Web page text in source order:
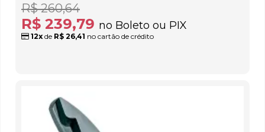
R$ 239,79 no Boleto ou PIX
R$ 260,64
12x de R$ 26,41 no cartão de crédito